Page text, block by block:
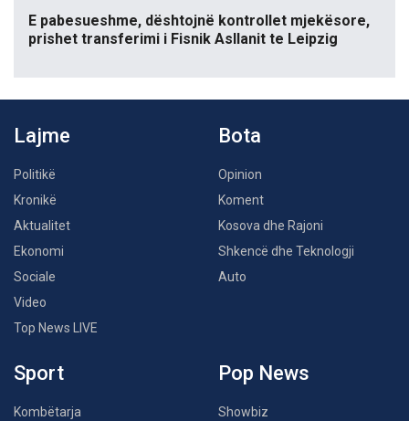
E pabesueshme, dështojnë kontrollet mjekësore,
prishet transferimi i Fisnik Asllanit te Leipzig
Lajme
Politikë
Kronikë
Aktualitet
Ekonomi
Sociale
Video
Top News LIVE
Bota
Opinion
Koment
Kosova dhe Rajoni
Shkencë dhe Teknologji
Auto
Sport
Kombëtarja
Pop News
Showbiz